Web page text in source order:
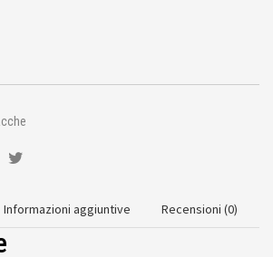
Informazioni aggiuntive Recensioni (0)